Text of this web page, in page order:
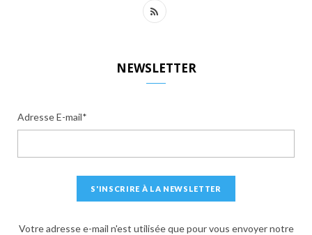
R
NEWSLETTER
Adresse E-mail*
Votre adresse e-mail n'est utilisée que pour vous envoyer notre